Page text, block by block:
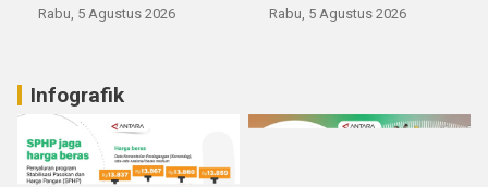
Rabu, 5 Agustus 2026 Rabu, 5 Agustus 2026
Infografik